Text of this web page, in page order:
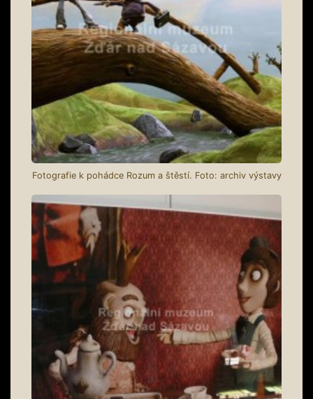
Fotografie k pohádce Rozum a štěstí. Foto: archiv výstavy